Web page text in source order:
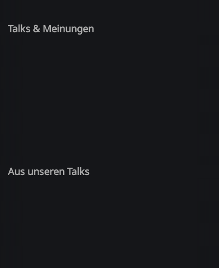
Talks & Meinungen
Aus unseren Talks